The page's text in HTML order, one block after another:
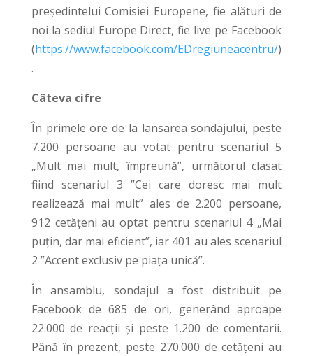
președintelui Comisiei Europene, fie alături de
noi la sediul Europe Direct, fie live pe Facebook
(https://www.facebook.com/EDregiuneacentru/)
.
Câteva cifre
În primele ore de la lansarea sondajului, peste
7.200 persoane au votat pentru scenariul 5
„Mult mai mult, împreună”, următorul clasat
fiind scenariul 3 ”Cei care doresc mai mult
realizează mai mult” ales de 2.200 persoane,
912 cetățeni au optat pentru scenariul 4 „Mai
puțin, dar mai eficient”, iar 401 au ales scenariul
2 ”Accent exclusiv pe piața unică”.
În ansamblu, sondajul a fost distribuit pe
Facebook de 685 de ori, generând aproape
22.000 de reacții și peste 1.200 de comentarii.
Până în prezent, peste 270.000 de cetățeni au